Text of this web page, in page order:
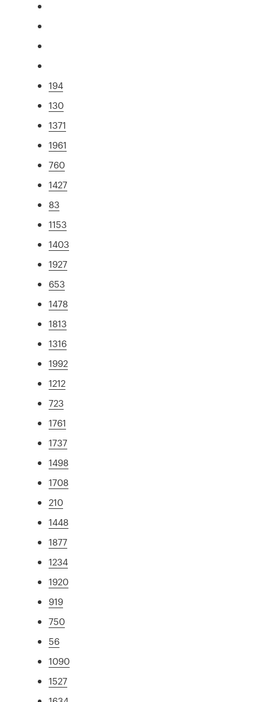
194
130
1371
1961
760
1427
83
1153
1403
1927
653
1478
1813
1316
1992
1212
723
1761
1737
1498
1708
210
1448
1877
1234
1920
919
750
56
1090
1527